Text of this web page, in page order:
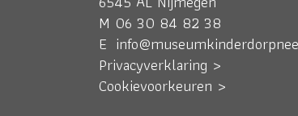
M 06 30 84 82 38
E
Privacyverklaring >
Cookievoorkeuren >